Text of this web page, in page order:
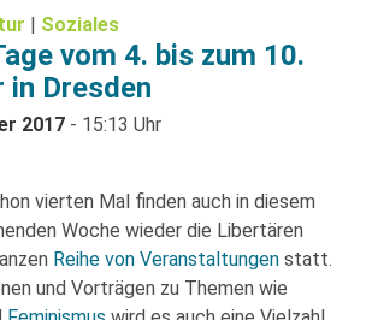
| Soziales
vom 4. bis zum 10.
in Dresden
2017 - 15:13 Uhr
vierten Mal finden auch in diesem
Woche wieder die Libertären
Reihe von Veranstaltungen statt.
und Vorträgen zu Themen wie